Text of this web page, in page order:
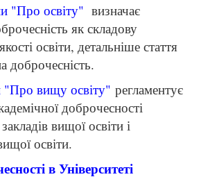
"Про освіту" визначає
як складову
освіти, детальніше стаття
доброчесність.
"Про вищу освіту" регламентує
доброчесності
вищої освіти і
освіти.
в Університеті